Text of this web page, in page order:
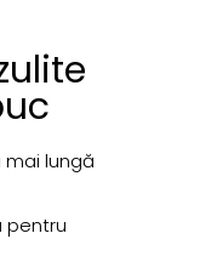
lungă
pentru